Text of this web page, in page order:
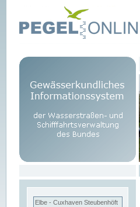
Elbe - Cuxhaven Steubenhöft